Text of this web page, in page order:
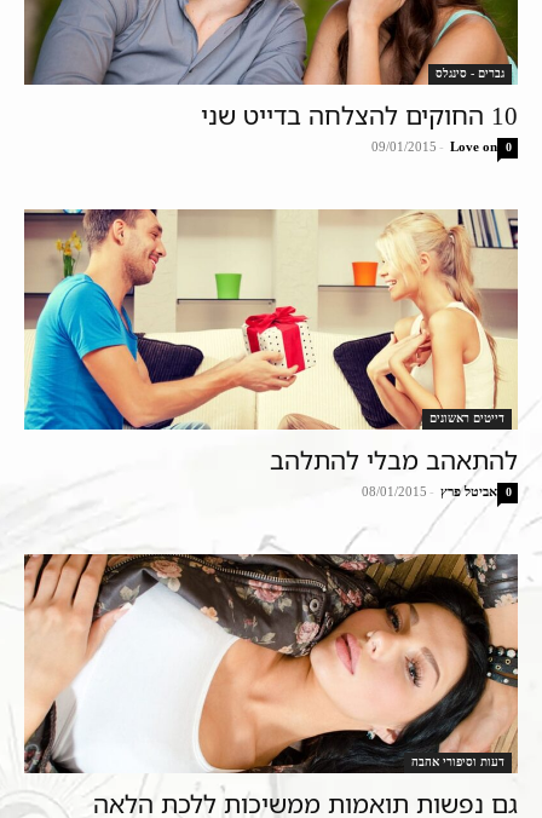
גברים - סינגלס
10 החוקים להצלחה בדייט שני
Love on
-
09/01/2015 0
דייטים ראשונים
להתאהב מבלי להתלהב
אביטל פרץ -
08/01/2015 0
דעות וסיפורי אהבה
גם נפשות תואמות ממשיכות ללכת הלאה